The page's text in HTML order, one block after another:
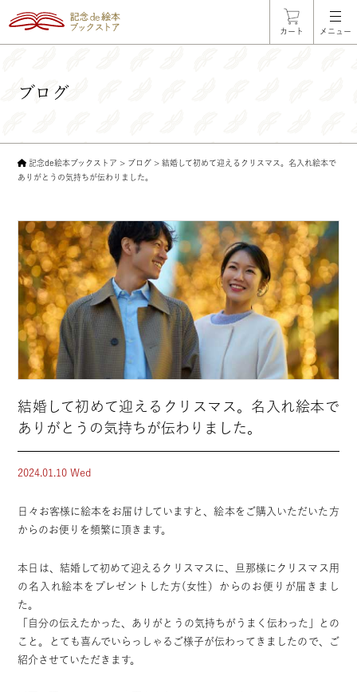
カート メニュー
ブログ
記念de絵本ブックストア > ブログ >結婚して初めて迎えるクリスマス。名入れ絵本で
ありがとうの気持ちが伝わりました。
結婚して初めて迎えるクリスマス。名入れ絵本で
ありがとうの気持ちが伝わりました。
2024.01.10 Wed
日々お客様に絵本をお届けしていますと、絵本をご購入いただいた方
からのお便りを頻繁に頂きます。
本日は、結婚して初めて迎えるクリスマスに、旦那様にクリスマス用
の名入れ絵本をプレゼントした方(女性）からのお便りが届きまし
た。
「自分の伝えたかった、ありがとうの気持ちがうまく伝わった」との
こと。とても喜んでいらっしゃるご様子が伝わってきましたので、ご
紹介させていただきます。